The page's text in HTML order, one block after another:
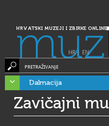
HRVATSKI MUZEJI I ZBIRKE ONLINE
muz
HR| EN
PRETRAŽIVANJE
Dalmacija
Zavičajni